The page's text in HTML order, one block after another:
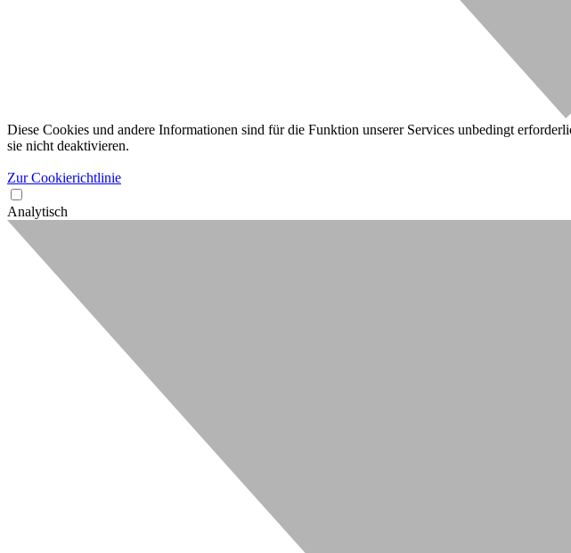
Diese Cookies und andere Informationen sind für die Funktion unserer Services unbedingt
sie nicht deaktivieren.
Zur Cookierichtlinie
Analytisch